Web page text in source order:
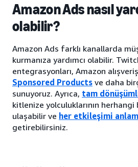
Amazon Ads nasıl
olabilir?
Amazon Ads farklı kanallarda
kurmanıza yardımcı olabilir.
entegrasyonları, Amazon
Sponsored Products ve daha
sunuyoruz. Ayrıca, tam
kitlenize yolculuklarının herhangi
ulaşabilir ve her etkileşimi
getirebilirsiniz.